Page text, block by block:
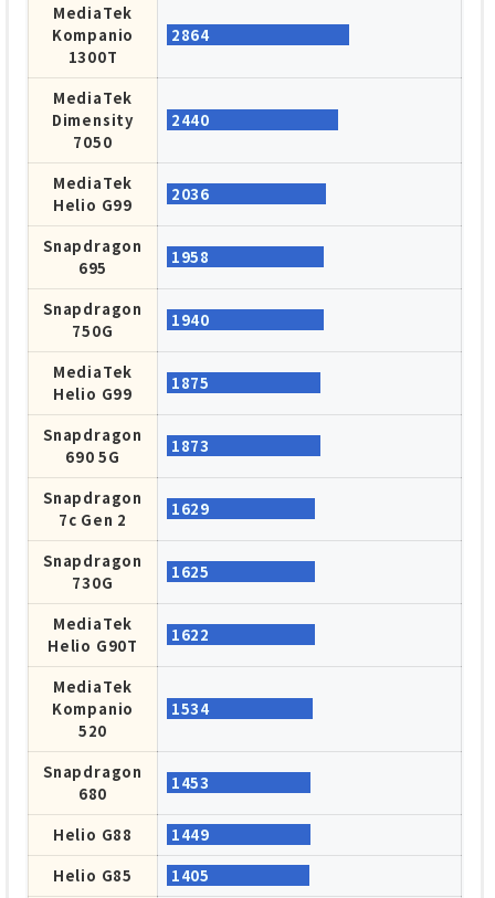
MediaTek
Kompanio
1300T
2864
MediaTek
Dimensity
7050
2440
MediaTek
Helio G99
2036
Snapdragon
695
1958
Snapdragon
750G
1940
MediaTek
Helio G99
1875
Snapdragon
690 5G
1873
Snapdragon
7c Gen 2
1629
Snapdragon
730G
1625
MediaTek
Helio G90T
1622
MediaTek
Kompanio
520
1534
Snapdragon
680
1453
Helio G88
1449
Helio G85
1405